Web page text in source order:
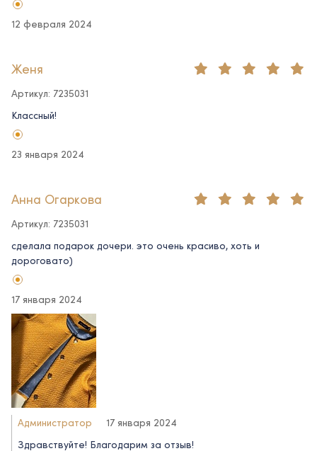
12 февраля 2024
Женя
Артикул: 7235031
Классный!
23 января 2024
Анна Огаркова
Артикул: 7235031
сделала подарок дочери. это очень красиво, хоть и
дороговато)
17 января 2024
Администратор
17 января 2024
Здравствуйте! Благодарим за отзыв!